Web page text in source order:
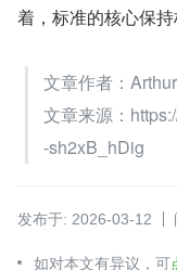
着，标准的核心保持
文章作者：
文章来源：
-sh2xB_hDig
发布于: 2026-03-12
如对本文有异议，可